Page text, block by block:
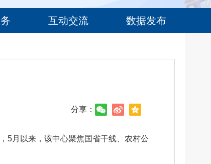
互动交流 数据发布
分享：
5月以来，该中心聚焦国省干线、农村公